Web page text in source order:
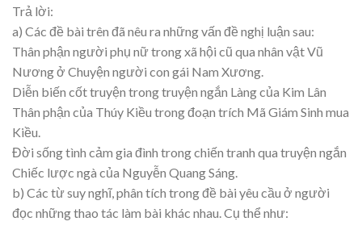
Trả lời:
a) Các đề bài trên đã nêu ra những vấn đề nghị luận sau:
Thân phận người phụ nữ trong xã hội cũ qua nhân vật Vũ
Nương ở Chuyện người con gái Nam Xương.
Diễn biến cốt truyện trong truyện ngắn Làng của Kim Lân
Thân phận của Thúy Kiều trong đoạn trích Mã Giám Sinh mua
Kiều.
Đời sống tình cảm gia đình trong chiến tranh qua truyện ngắn
Chiếc lược ngà của Nguyễn Quang Sáng.
b) Các từ suy nghĩ, phân tích trong đề bài yêu cầu ở người
đọc những thao tác làm bài khác nhau. Cụ thể như: